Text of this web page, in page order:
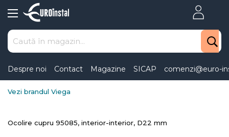
to
Content
Despre noi Contact Magazine SICAP comenzi@euro-
Vezi brandul Viega
Ocolire cupru 95085, interior-interior, D22 mm